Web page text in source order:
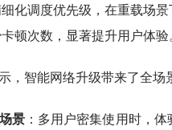
化调度优先级，在重载场
顿次数，显著提升用户体验。
，智能网络升级带来了全场
景：多用户密集使用时，